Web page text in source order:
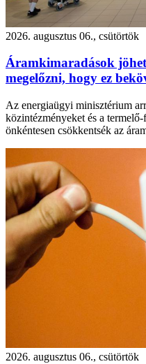
2026. augusztus 06., csütörtök
Áramkimaradások
megelőzni, hogy ez
Az energiaügyi minisztérium
közintézményeket és a
önkéntesen csökkentsék az
2026. augusztus 06., csütörtök